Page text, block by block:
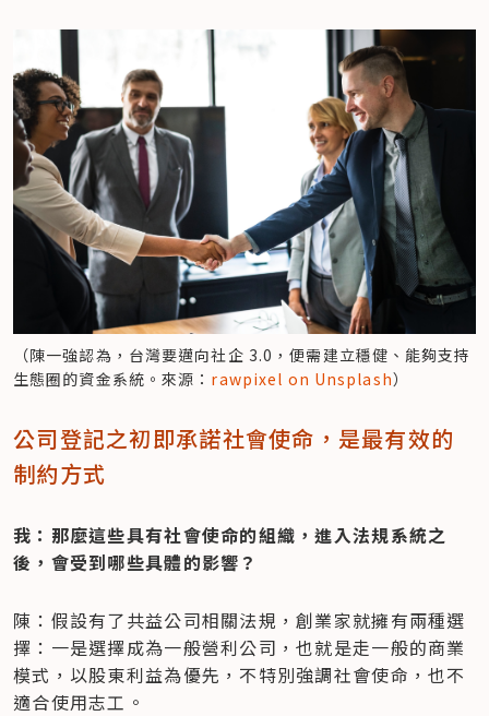
（陳一強認為，台灣要邁向社企 3.0，便需建立穩健、能夠支持
生態圈的資金系統。來源： rawpixel on Unsplash）
公司登記之初即承諾社會使命，是最有效的
制約方式
我：那麼這些具有社會使命的組織，進入法規系統之
後，會受到哪些具體的影響？
陳：假設有了共益公司相關法規，創業家就擁有兩種選
擇：一是選擇成為一般營利公司，也就是走一般的商業
模式，以股東利益為優先，不特別強調社會使命，也不
適合使用志工。